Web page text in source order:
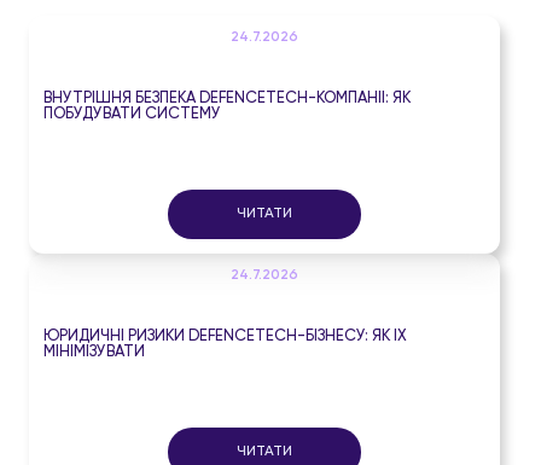
24.7.2026
ВНУТРІШНЯ БЕЗПЕКА DEFENCETECH-КОМПАНІЇ: ЯК
ПОБУДУВАТИ СИСТЕМУ
ЧИТАТИ
24.7.2026
ЮРИДИЧНІ РИЗИКИ DEFENCETECH-БІЗНЕСУ: ЯК ЇХ
МІНІМІЗУВАТИ
ЧИТАТИ